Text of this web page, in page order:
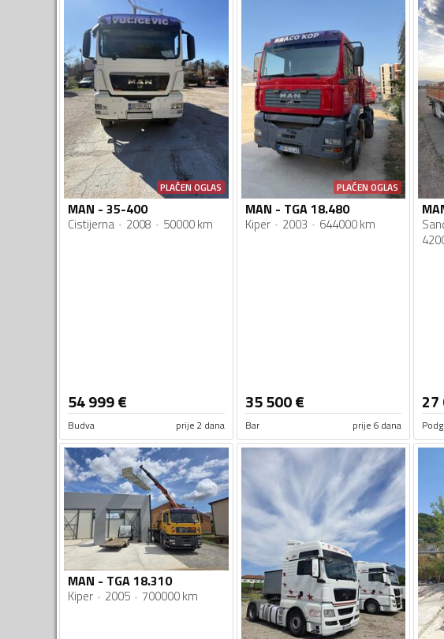
PLAĆEN OGLAS
MAN - 35-400
Cistijerna 2008 50000 km
54 999€
Budva prije 2 dana
PLAĆEN OGLAS
MAN - TGA 18.480
Kiper 2003 644000 km
35 500€
Bar prije 6 dana
27
MAN - TGA 18.310
Kiper 2005 700000 km